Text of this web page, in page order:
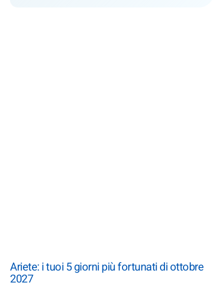
Ariete: i tuoi 5 giorni più fortunati di ottobre
2027